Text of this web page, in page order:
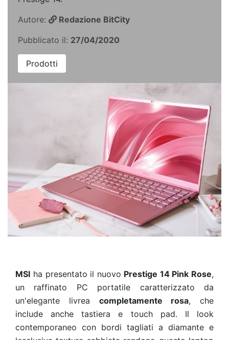
Autore:
Redazione BitCity
Pubblicato il: 27/04/2020
Prodotti
MSI ha presentato il nuovo Prestige 14 Pink Rose,
un raffinato PC portatile caratterizzato da
un'elegante livrea completamente rosa, che
include anche tastiera e touch pad. Il look
contemporaneo con bordi tagliati a diamante e